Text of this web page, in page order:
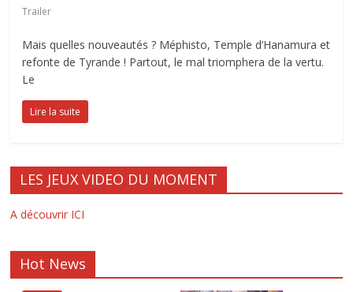
Trailer
Mais quelles nouveautés ? Méphisto, Temple d’Hanamura et
refonte de Tyrande ! Partout, le mal triomphera de la vertu.
Le
Lire la suite
LES JEUX VIDEO DU MOMENT
A découvrir ICI
Hot News